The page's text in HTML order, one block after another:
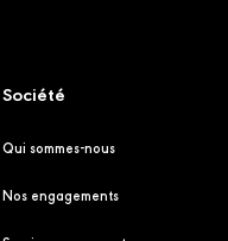
Société
Qui sommes-nous
Nos engagements